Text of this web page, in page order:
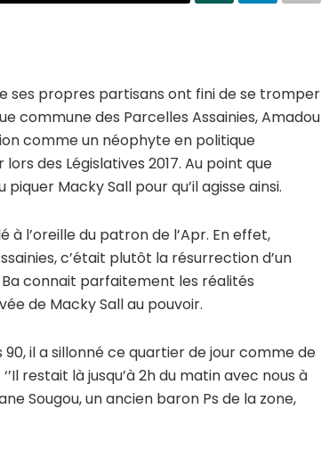
ses propres partisans ont fini de se tromper
commune des Parcelles Assainies, Amadou
comme un néophyte en politique
des Législatives 2017. Au point que
Macky Sall pour qu’il agisse ainsi.
l’oreille du patron de l’Apr. En effet,
c’était plutôt la résurrection d’un
Ba connait parfaitement les réalités
de Macky Sall au pouvoir.
il a sillonné ce quartier de jour comme de
restait là jusqu’à 2h du matin avec nous à
Sougou, un ancien baron Ps de la zone,